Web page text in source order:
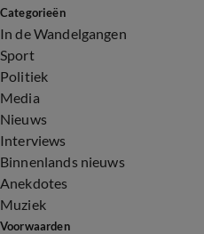
Categorieën
In de Wandelgangen
Sport
Politiek
Media
Nieuws
Interviews
Binnenlands nieuws
Anekdotes
Muziek
Voorwaarden